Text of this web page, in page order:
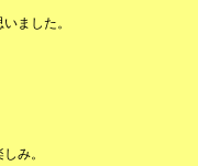
ました。
み。